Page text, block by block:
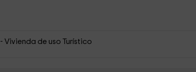
- Vivienda de uso Turístico